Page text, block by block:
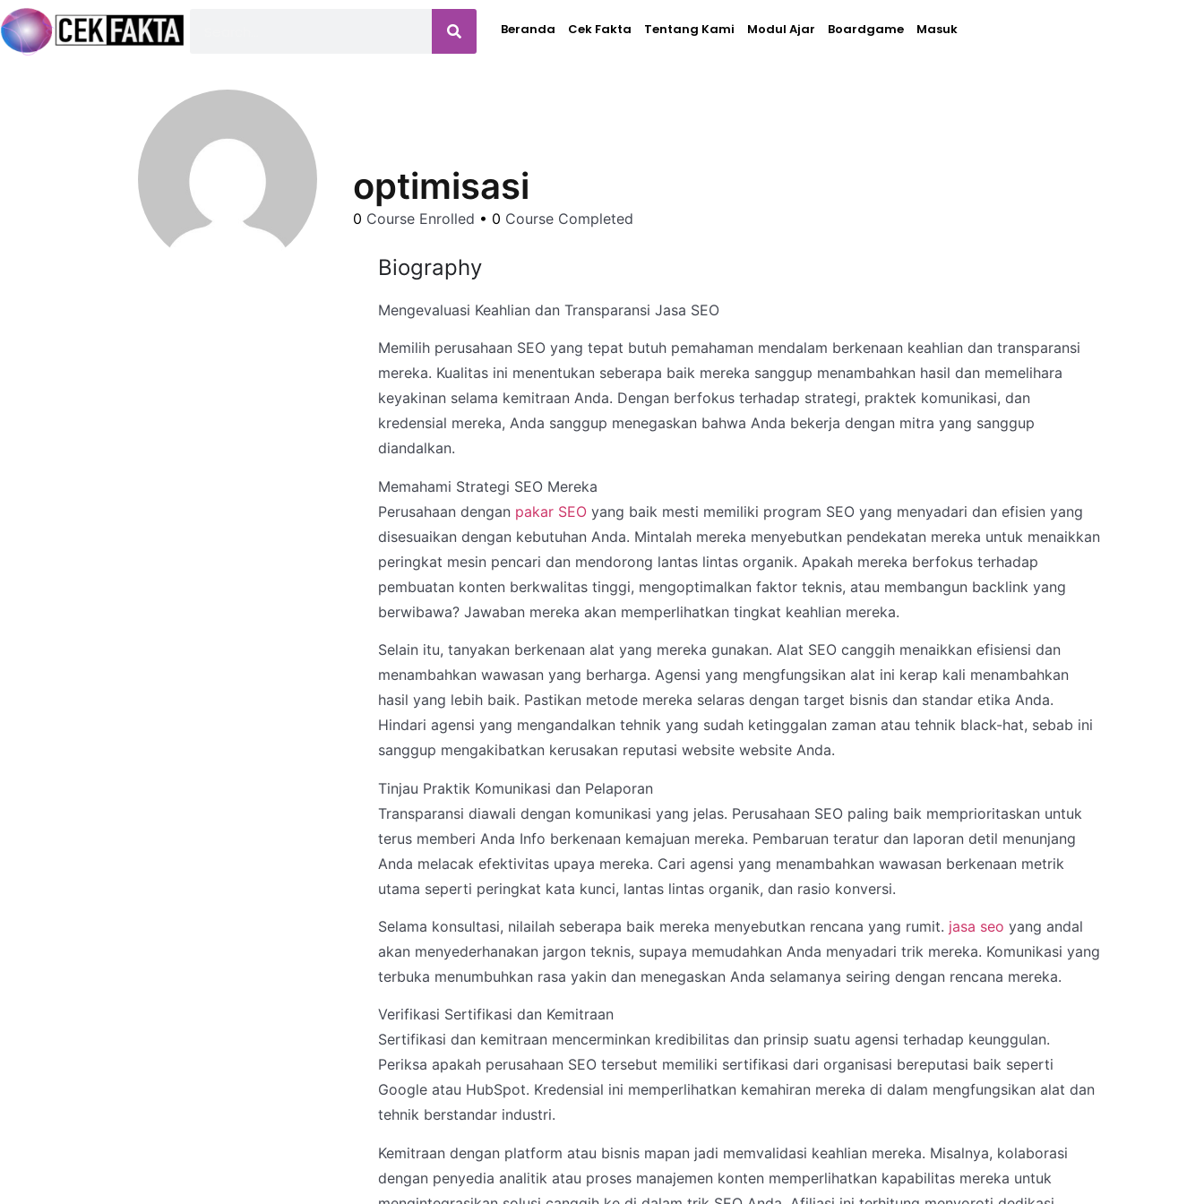
Beranda Cek Fakta Tentang Kami Modul Ajar Boardgame Masuk
optimisasi
0 Course Enrolled • 0 Course Completed
Biography
Mengevaluasi Keahlian dan Transparansi Jasa SEO
Memilih perusahaan SEO yang tepat butuh pemahaman mendalam berkenaan keahlian dan transparansi
mereka. Kualitas ini menentukan seberapa baik mereka sanggup menambahkan hasil dan memelihara
keyakinan selama kemitraan Anda. Dengan berfokus terhadap strategi, praktek komunikasi, dan
kredensial mereka, Anda sanggup menegaskan bahwa Anda bekerja dengan mitra yang sanggup
diandalkan.
Memahami Strategi SEO Mereka
Perusahaan dengan pakar SEO yang baik mesti memiliki program SEO yang menyadari dan efisien yang
disesuaikan dengan kebutuhan Anda. Mintalah mereka menyebutkan pendekatan mereka untuk menaikkan
peringkat mesin pencari dan mendorong lantas lintas organik. Apakah mereka berfokus terhadap
pembuatan konten berkwalitas tinggi, mengoptimalkan faktor teknis, atau membangun backlink yang
berwibawa? Jawaban mereka akan memperlihatkan tingkat keahlian mereka.
Selain itu, tanyakan berkenaan alat yang mereka gunakan. Alat SEO canggih menaikkan efisiensi dan
menambahkan wawasan yang berharga. Agensi yang mengfungsikan alat ini kerap kali menambahkan
hasil yang lebih baik. Pastikan metode mereka selaras dengan target bisnis dan standar etika Anda.
Hindari agensi yang mengandalkan tehnik yang sudah ketinggalan zaman atau tehnik black-hat, sebab ini
sanggup mengakibatkan kerusakan reputasi website website Anda.
Tinjau Praktik Komunikasi dan Pelaporan
Transparansi diawali dengan komunikasi yang jelas. Perusahaan SEO paling baik memprioritaskan untuk
terus memberi Anda Info berkenaan kemajuan mereka. Pembaruan teratur dan laporan detil menunjang
Anda melacak efektivitas upaya mereka. Cari agensi yang menambahkan wawasan berkenaan metrik
utama seperti peringkat kata kunci, lantas lintas organik, dan rasio konversi.
Selama konsultasi, nilailah seberapa baik mereka menyebutkan rencana yang rumit. jasa seo yang andal
akan menyederhanakan jargon teknis, supaya memudahkan Anda menyadari trik mereka. Komunikasi yang
terbuka menumbuhkan rasa yakin dan menegaskan Anda selamanya seiring dengan rencana mereka.
Verifikasi Sertifikasi dan Kemitraan
Sertifikasi dan kemitraan mencerminkan kredibilitas dan prinsip suatu agensi terhadap keunggulan.
Periksa apakah perusahaan SEO tersebut memiliki sertifikasi dari organisasi bereputasi baik seperti
Google atau HubSpot. Kredensial ini memperlihatkan kemahiran mereka di dalam mengfungsikan alat dan
tehnik berstandar industri.
Kemitraan dengan platform atau bisnis mapan jadi memvalidasi keahlian mereka. Misalnya, kolaborasi
dengan penyedia analitik atau proses manajemen konten memperlihatkan kapabilitas mereka untuk